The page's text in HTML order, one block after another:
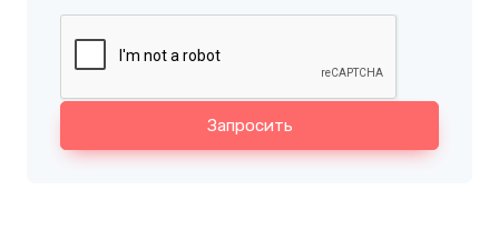
Запросить